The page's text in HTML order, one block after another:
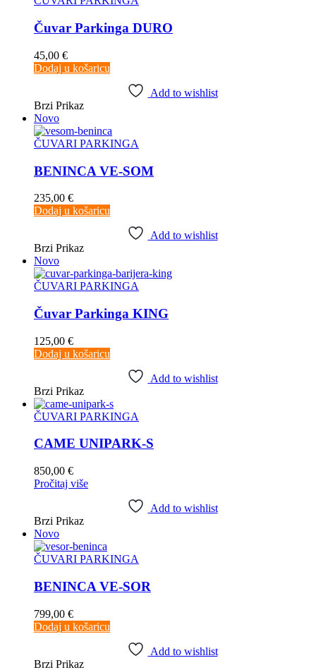
Čuvar Parkinga DURO
45,00 €
Dodaj u košaricu
Add to wishlist
Brzi Prikaz
Novo
ČUVARI PARKINGA
BENINCA VE-SOM
235,00 €
Dodaj u košaricu
Add to wishlist
Brzi Prikaz
Novo
ČUVARI PARKINGA
Čuvar Parkinga KING
125,00 €
Dodaj u košaricu
Add to wishlist
Brzi Prikaz
ČUVARI PARKINGA
CAME UNIPARK-S
850,00 €
Pročitaj više
Add to wishlist
Brzi Prikaz
Novo
ČUVARI PARKINGA
BENINCA VE-SOR
799,00 €
Dodaj u košaricu
Add to wishlist
Brzi Prikaz